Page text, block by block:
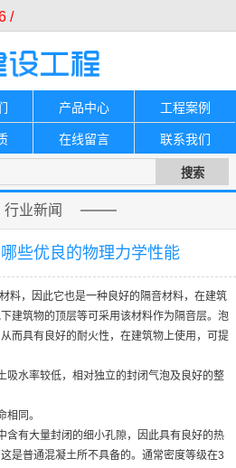
/
产品中心 工程案例
在线留言 联系我们
行业新闻
些优良的物理力学性能
，因此它也是一种良好的隔音材料，在建筑
建筑物的顶层等可采用该材料作为隔音层。泡
而具有良好的耐火性，在建筑物上使用，可提
水率较低，相对独立的封闭气泡及良好的整
同。
有大量封闭的细小孔隙，因此具有良好的热
是普通混凝土所不具备的。通常密度等级在3